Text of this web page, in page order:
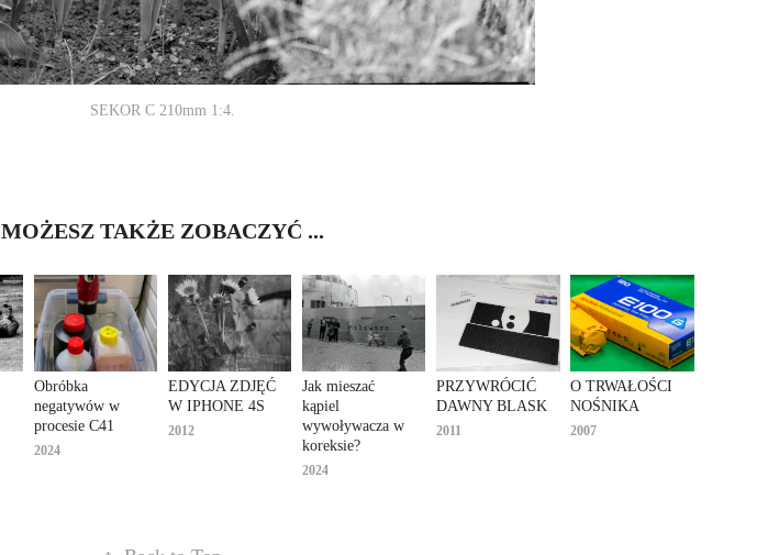
SEKOR C 210mm 1:4.
MOŻESZ TAKŻE ZOBACZYĆ ...
Obróbka
negatywów w
procesie C41
2024
EDYCJA ZDJĘĆ
W IPHONE 4S
2012
Jak mieszać
kąpiel
wywoływacza w
koreksie?
2024
PRZYWRÓCIĆ
DAWNY BLASK
2011
O TRWAŁOŚCI
NOŚNIKA
2007